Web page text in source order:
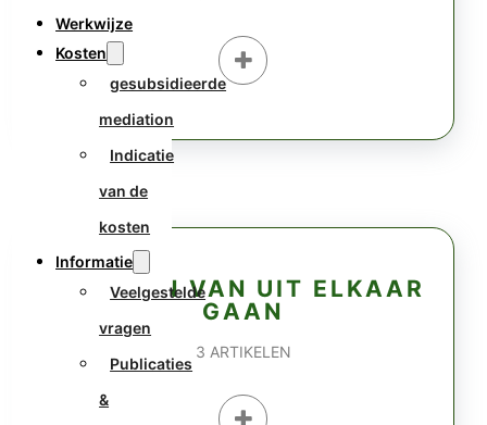
Werkwijze
Kosten
gesubsidieerde
mediation
Indicatie
van de
kosten
Informatie
Veelgestelde
vragen
Publicaties
&
VORMEN VAN UIT ELKAAR
GAAN
3 ARTIKELEN